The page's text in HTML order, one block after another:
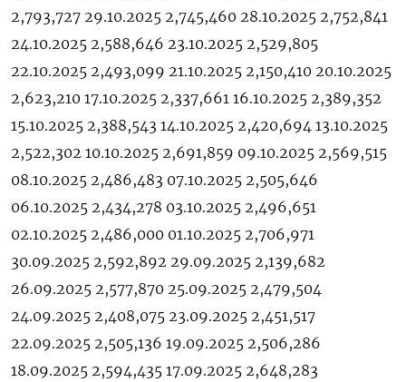
2,793,727 29.10.2025 2,745,460 28.10.2025 2,752,841
24.10.2025 2,588,646 23.10.2025 2,529,805
22.10.2025 2,493,099 21.10.2025 2,150,410 20.10.2025
2,623,210 17.10.2025 2,337,661 16.10.2025 2,389,352
15.10.2025 2,388,543 14.10.2025 2,420,694 13.10.2025
2,522,302 10.10.2025 2,691,859 09.10.2025 2,569,515
08.10.2025 2,486,483 07.10.2025 2,505,646
06.10.2025 2,434,278 03.10.2025 2,496,651
02.10.2025 2,486,000 01.10.2025 2,706,971
30.09.2025 2,592,892 29.09.2025 2,139,682
26.09.2025 2,577,870 25.09.2025 2,479,504
24.09.2025 2,408,075 23.09.2025 2,451,517
22.09.2025 2,505,136 19.09.2025 2,506,286
18.09.2025 2,594,435 17.09.2025 2,648,283